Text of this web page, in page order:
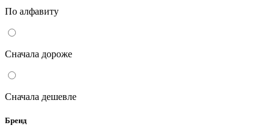
По алфавиту
Сначала дороже
Сначала дешевле
Бренд